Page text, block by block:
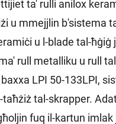
ta' rulli anilox
u mmejjlin b'sistema
u l-blade tal-ħġiġ
rull metalliku u rull
LPI 50-133LPI,
tal-skrapper.
fuq il-kartun imlak